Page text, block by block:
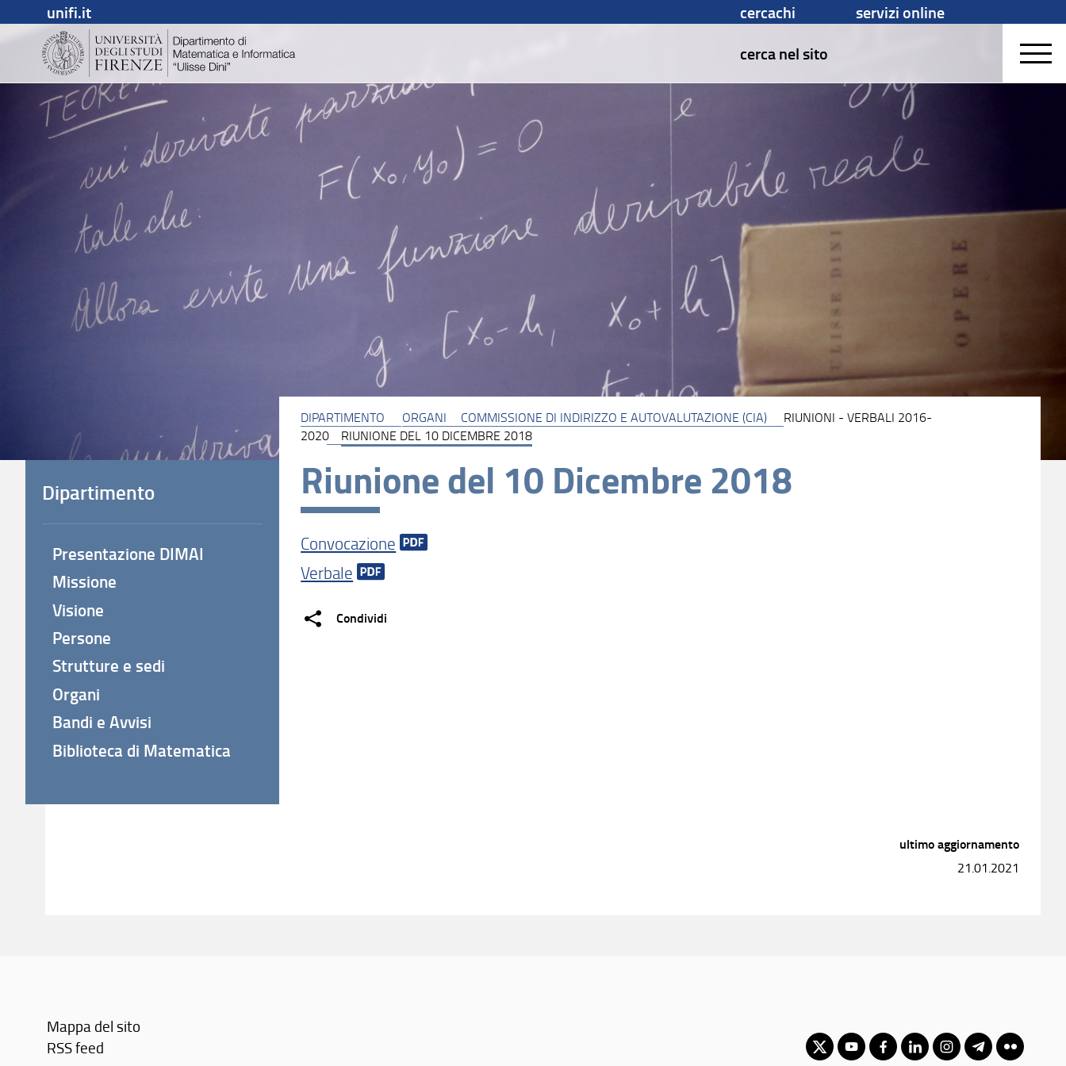
unifi.it cercachi
servizi online
cerca nel sito
DIPARTIMENTO ORGANI COMMISSIONE DI INDIRIZZO E AUTOVALUTAZIONE (CIA)
RIUNIONI - VERBALI 2016-
2020
RIUNIONE DEL 10 DICEMBRE 2018
Riunione del 10 Dicembre 2018
Convocazione
Verbale
Condividi
Dipartimento
Presentazione DIMAI
Missione
Visione
Persone
Strutture e sedi
Organi
Bandi e Avvisi
Biblioteca di Matematica
ultimo aggiornamento
21.01.2021
Mappa del sito
RSS feed